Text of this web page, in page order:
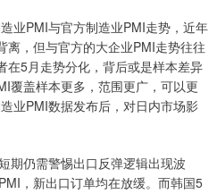
业PMI与官方制造业PMI走势，近年
离，但与官方的大企业PMI走势往往
在5月走势分化，背后或是样本差异
覆盖样本更多，范围更广，可以更
业PMI数据发布后，对日内市场影
期仍需警惕出口反弹逻辑出现波
，新出口订单均在放缓。而韩国5